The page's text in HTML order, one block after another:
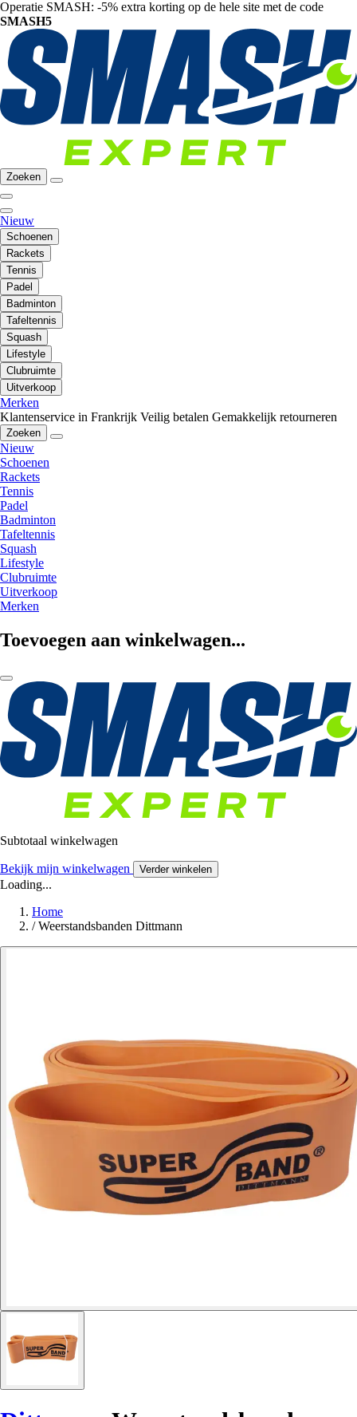
Operatie SMASH: -5% extra korting op de hele site met de code
SMASH5
Zoeken
Nieuw
Schoenen
Rackets
Tennis
Padel
Badminton
Tafeltennis
Squash
Lifestyle
Clubruimte
Uitverkoop
Merken
Klantenservice in Frankrijk Veilig betalen Gemakkelijk retourneren
Zoeken
Nieuw
Schoenen
Rackets
Tennis
Padel
Badminton
Tafeltennis
Squash
Lifestyle
Clubruimte
Uitverkoop
Merken
Toevoegen aan winkelwagen...
Subtotaal winkelwagen
Bekijk mijn winkelwagen Verder winkelen
Loading...
Home
/ Weerstandsbanden Dittmann